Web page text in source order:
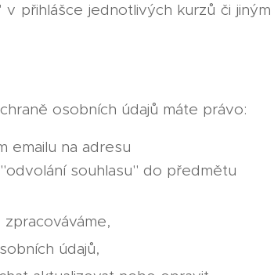
přihlášce jednotlivých kurzů či jiným
osobních údajů máte právo:
emailu na adresu
souhlasu" do předmětu
údajů,